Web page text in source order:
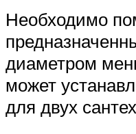
Необходимо
диаметром
может
для двух